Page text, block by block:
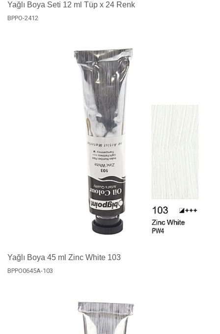
Yağlı Boya Seti 12 ml Tüp x 24 Renk
BPPO-2412
Yağlı Boya 45 ml Zinc White 103
BPPO0645A-103